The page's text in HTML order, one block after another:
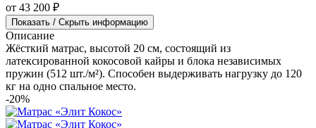
от 43 200 ₽
Показать / Скрыть информацию
Описание
Жёсткий матрас, высотой 20 см, состоящий из
латексированной кокосовой кайры и блока независимых
пружин (512 шт./м²). Способен выдерживать нагрузку до 120
кг на одно спальное место.
-20%